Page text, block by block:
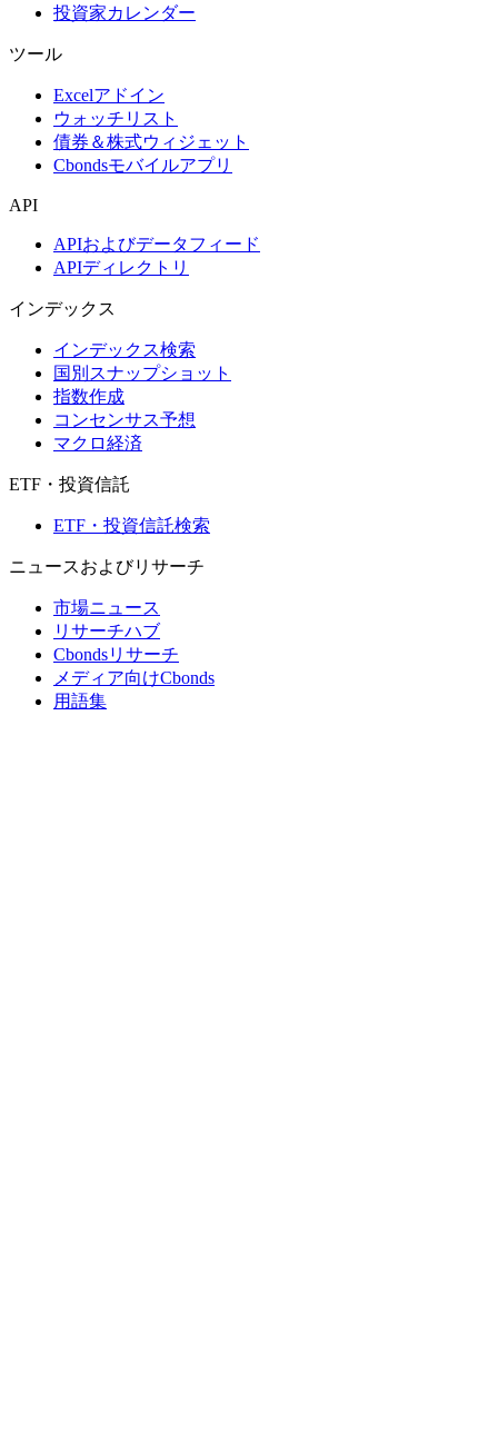
投資家カレンダー
ツール
Excelアドイン
ウォッチリスト
債券＆株式ウィジェット
Cbondsモバイルアプリ
API
APIおよびデータフィード
APIディレクトリ
インデックス
インデックス検索
国別スナップショット
指数作成
コンセンサス予想
マクロ経済
ETF・投資信託
ETF・投資信託検索
ニュースおよびリサーチ
市場ニュース
リサーチハブ
Cbondsリサーチ
メディア向けCbonds
用語集